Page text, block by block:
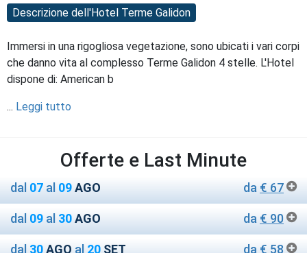
Descrizione dell'Hotel Terme Galidon
Immersi in una rigogliosa vegetazione, sono ubicati i vari corpi
che danno vita al complesso Terme Galidon 4 stelle. L'Hotel
dispone di: American b
... Leggi tutto
Offerte e Last Minute
dal 07 al 09AGO da € 67
dal 09 al 30AGO da € 90
dal 30AGO al 20 SET da € 58